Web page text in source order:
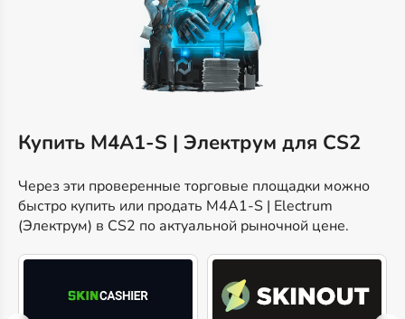
Купить M4A1-S | Электрум для CS2
Через эти проверенные торговые площадки можно
быстро купить или продать M4A1-S | Electrum
(Электрум) в CS2 по актуальной рыночной цене.